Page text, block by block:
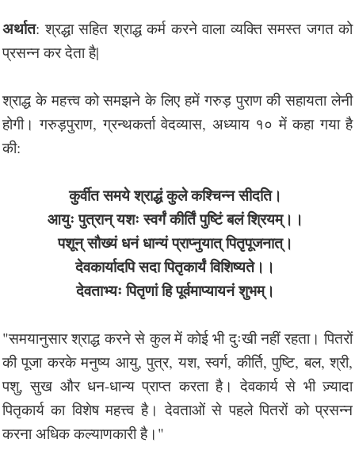
अर्थात: श्रद्धा सहित श्राद्ध कर्म करने वाला व्यक्ति समस्त जगत को
प्रसन्न कर देता है|
श्राद्ध के महत्त्व को समझने के लिए हमें गरुड़ पुराण की सहायता लेनी
होगी। गरुड़पुराण, ग्रन्थकर्ता वेदव्यास, अध्याय १० में कहा गया है
की:
कुर्वीत समये श्राद्धं कुले कश्चिन्न सीदति।
आयुः पुत्रान् यशः स्वर्गं कीर्तिं पुष्टिं बलं श्रियम्।।
पशून् सौख्यं धनं धान्यं प्राप्नुयात् पितृपूजनात्।
देवकार्यादपि सदा पितृकार्यं विशिष्यते।।
देवताभ्यः पितृणां हि पूर्वमाप्यायनं शुभम्।
"समयानुसार श्राद्ध करने से कुल में कोई भी दुःखी नहीं रहता। पितरों
की पूजा करके मनुष्य आयु, पुत्र, यश, स्वर्ग, कीर्ति, पुष्टि, बल, श्री,
पशु, सुख और धन-धान्य प्राप्त करता है। देवकार्य से भी ज़्यादा
पितृकार्य का विशेष महत्त्व है। देवताओं से पहले पितरों को प्रसन्न
करना अधिक कल्याणकारी है।"